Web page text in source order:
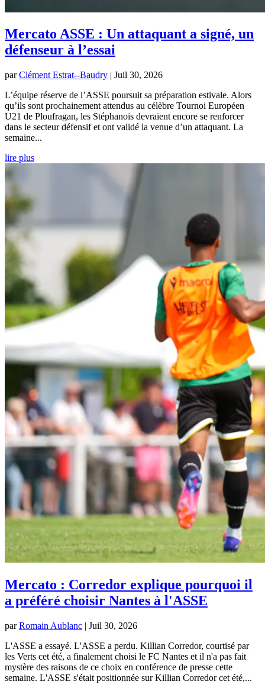
Mercato ASSE : Un attaquant a signé, un
défenseur à l’essai
parClément Estrat--Baudry | Juil 30, 2026
L’équipe réserve de l’ASSE poursuit sa préparation estivale. Alors
qu’ils sont prochainement attendus au célèbre Tournoi Européen
U21 de Ploufragan, les Stéphanois devraient encore se renforcer
dans le secteur défensif et ont validé la venue d’un attaquant. La
semaine...
lire plus
Mercato : Corredor explique pourquoi il
a préféré choisir Nantes à l'ASSE
parRomain Aublanc | Juil 30, 2026
L'ASSE a essayé. L'ASSE a perdu. Killian Corredor, courtisé par
les Verts cet été, a finalement choisi le FC Nantes et il n'a pas fait
mystère des raisons de ce choix en conférence de presse cette
semaine. L'ASSE s'était positionnée sur Killian Corredor cet été,...